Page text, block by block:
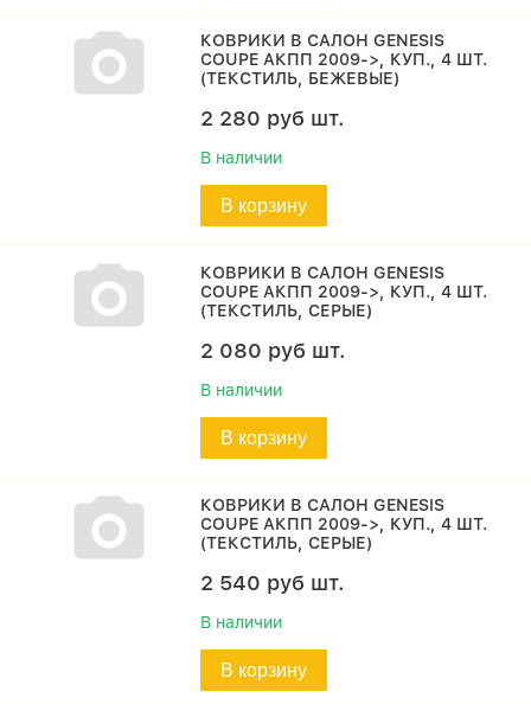
КОВРИКИ В САЛОН GENESIS
COUPE АКПП 2009->, КУП., 4 ШТ.
(ТЕКСТИЛЬ, БЕЖЕВЫЕ)
2 280 руб шт.
В наличии
В корзину
КОВРИКИ В САЛОН GENESIS
COUPE АКПП 2009->, КУП., 4 ШТ.
(ТЕКСТИЛЬ, СЕРЫЕ)
2 080 руб шт.
В наличии
В корзину
КОВРИКИ В САЛОН GENESIS
COUPE АКПП 2009->, КУП., 4 ШТ.
(ТЕКСТИЛЬ, СЕРЫЕ)
2 540 руб шт.
В наличии
В корзину